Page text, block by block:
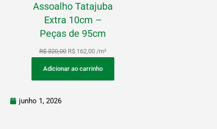
Assoalho Tatajuba
Extra 10cm –
Peças de 95cm
R$320,00 R$162,00/m²
Adicionar ao carrinho
junho 1, 2026